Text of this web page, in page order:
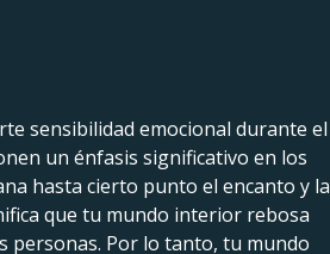
sensibilidad emocional durante el
un énfasis significativo en los
hasta cierto punto el encanto y la
que tu mundo interior rebosa
personas. Por lo tanto, tu mundo